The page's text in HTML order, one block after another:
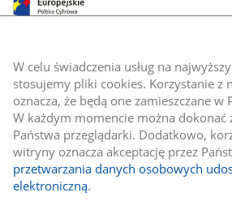
W celu świadczenia usług na
stosujemy pliki cookies. Korzystanie z
oznacza, że będą one zamieszczane w
W każdym momencie można dokonać
Państwa przeglądarki. Dodatkowo,
witryny oznacza akceptację przez
przetwarzania danych osobowych
elektroniczną.